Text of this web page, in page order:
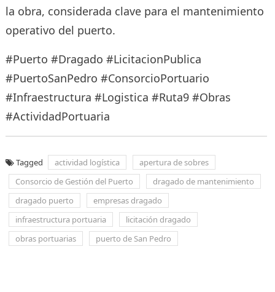
la obra, considerada clave para el mantenimiento
operativo del puerto.
#Puerto #Dragado #LicitacionPublica
#PuertoSanPedro #ConsorcioPortuario
#Infraestructura #Logistica #Ruta9 #Obras
#ActividadPortuaria
Tagged actividad logística
apertura de sobres
Consorcio de Gestión del Puerto
dragado de mantenimiento
dragado puerto
empresas dragado
infraestructura portuaria
licitación dragado
obras portuarias
puerto de San Pedro